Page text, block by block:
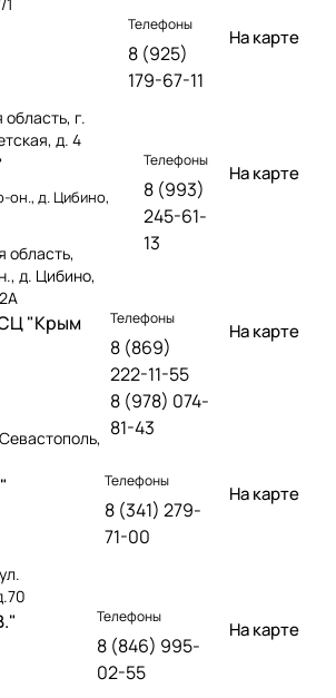
г.
д. 4
Телефоны
8 (925)
179-67-11
На карте
он., д. Цибино,
область,
д. Цибино,
Телефоны
8 (993)
245-61-
13
На карте
"Крым
Телефоны
8 (869)
222-11-55
8 (978) 074-
81-43
На карте
Телефоны
8 (341) 279-
71-00
На карте
Телефоны
8 (846) 995-
02-55
На карте